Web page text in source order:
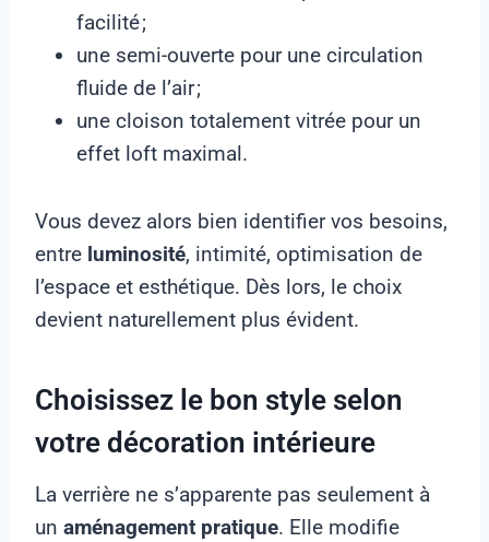
facilité ;
une semi-ouverte pour une circulation
fluide de l’air ;
une cloison totalement vitrée pour un
effet loft maximal.
Vous devez alors bien identifier vos besoins,
entre luminosité, intimité, optimisation de
l’espace et esthétique. Dès lors, le choix
devient naturellement plus évident.
Choisissez le bon style selon
votre décoration intérieure
La verrière ne s’apparente pas seulement à
un aménagement pratique. Elle modifie